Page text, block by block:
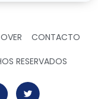
CONTACTO
RESERVADOS